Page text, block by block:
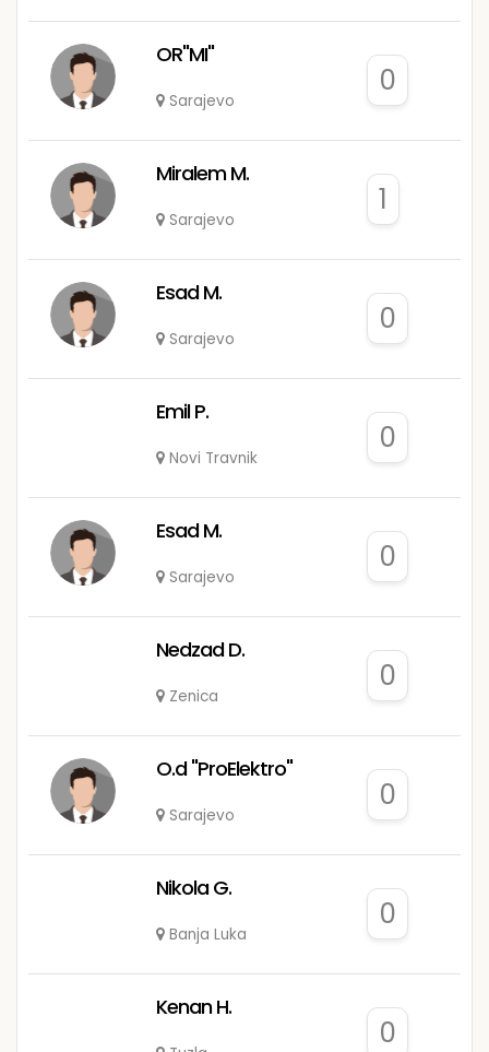
OR"MI"
Sarajevo
0
Miralem M.
Sarajevo
1
Esad M.
Sarajevo
0
Emil P.
Novi Travnik
0
Esad M.
Sarajevo
0
Nedzad D.
Zenica
0
O.d "ProElektro"
Sarajevo
0
Nikola G.
Banja Luka
0
Kenan H.
0